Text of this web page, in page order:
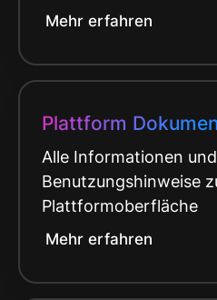
Mehr erfahren
Plattform
Alle Informationen und
Benutzungshinweise
Plattformoberfläche
Mehr erfahren